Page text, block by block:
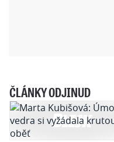
ČLÁNKY ODJINUD